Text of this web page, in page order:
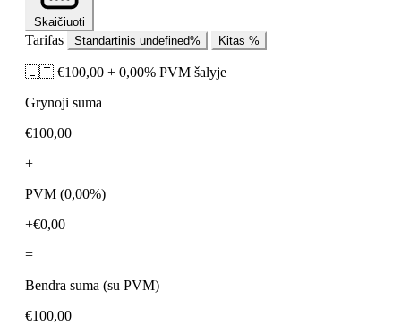
Skaičiuoti
Tarifas Standartinis undefined% Kitas %
🇱🇹 €100,00 + 0,00% PVM šalyje
Grynoji suma
€100,00
+
PVM (0,00%)
+€0,00
=
Bendra suma (su PVM)
€100,00